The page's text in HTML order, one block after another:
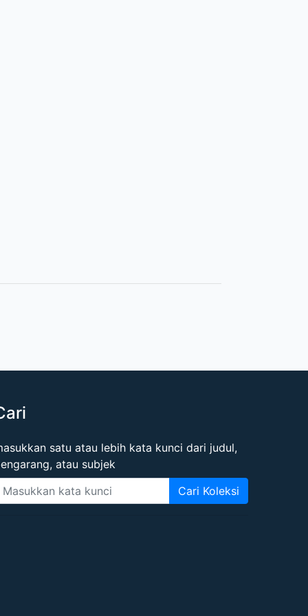
satu atau lebih kata kunci dari judul,
atau subjek
Cari Koleksi